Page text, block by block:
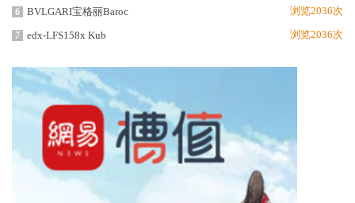
6 BVLGARI宝格丽Baroc 浏览2036次
7 edx-LFS158x Kub 浏览2036次